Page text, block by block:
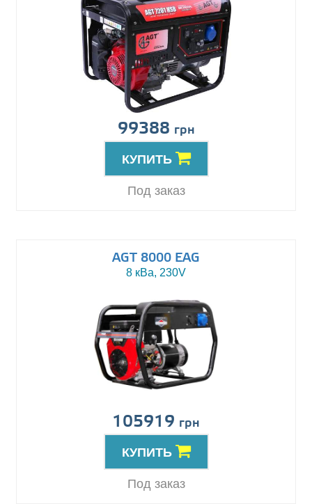
99388 грн
КУПИТЬ
Под заказ
AGT 8000 EAG
8 кВа, 230V
105919 грн
КУПИТЬ
Под заказ